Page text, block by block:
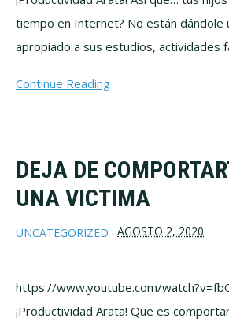
tiempo en Internet? No están dándole
apropiado a sus estudios, actividades
Continue Reading
DEJA DE
UNA VICTIMA
UNCATEGORIZED · AGOSTO 2, 2020
https://www.youtube.com/
¡Productividad Arata! Que es